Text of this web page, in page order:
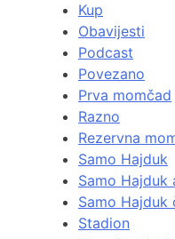
Kup
Obavijesti
Podcast
Povezano
Prva momčad
Razno
Rezervna
Samo Hajduk
Samo Hajduk
Samo Hajduk
Stadion